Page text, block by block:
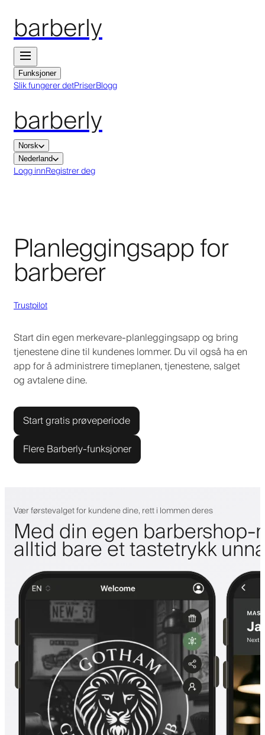
barberly
Funksjoner
Slik fungerer detPriserBlogg
barberly
Norsk
Nederland
Logg innRegistrer deg
Planleggingsapp for
barberer
Trustpilot
Start din egen merkevare-planleggingsapp og bring
tjenestene dine til kundenes lommer. Du vil også ha en
app for å administrere timeplanen, tjenestene, salget
og avtalene dine.
Start gratis prøveperiode
Flere Barberly-funksjoner
Vær førstevalget for kundene dine, rett i lommen deres
Med din egen
alltid bare et tastetrykk